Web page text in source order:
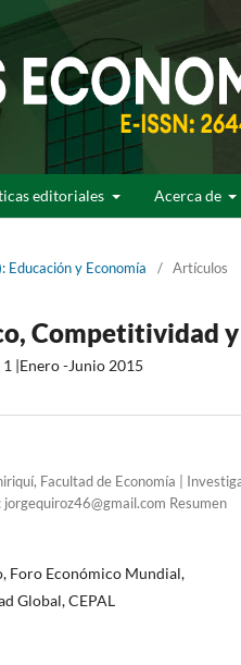
editoriales Acerca de
Educación y Economía / Artículos
Competitividad y
|Enero -Junio 2015
Facultad de Economía |
Resumen
Foro Económico Mundial,
Global, CEPAL